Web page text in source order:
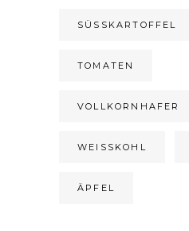
SÜSSKARTOFFEL
TOMATEN
VOLLKORNHAFER
WEISSKOHL
ÄPFEL